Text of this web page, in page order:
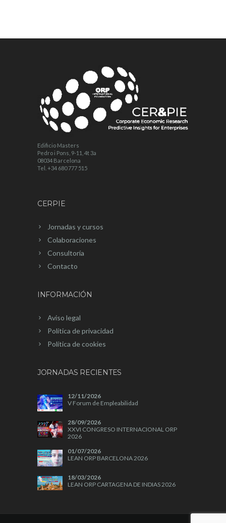
Edificio Masters
Pedro i Pons, 9-11, 4t 3a
08034 Barcelona
Tel. +34 680 777 515
CERPIE
Jornadas y cursos
Colaboraciones
Consultoría
Contacto
INFORMACIÓN
Aviso legal
Política de privacidad
Política de cookies
JORNADAS RECIENTES
12/11/2026
V Forum de Empleabilidad
28/09/2026
XXVI CONGRESO INTERNACIONAL ORP
2026
01/07/2026
LEAN ORP BARCELONA 2026
18/03/2026
LEAN ORP CARTAGENA DE INDIAS 2026